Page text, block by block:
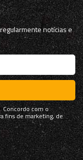
notícias e
Concordo com o
fins de marketing, de